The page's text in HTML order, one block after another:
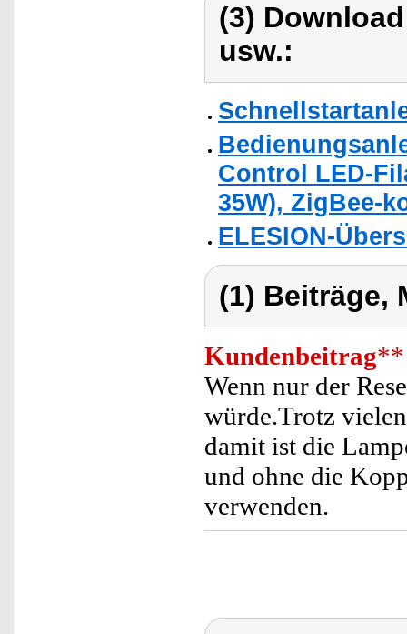
(3)
usw.:
Control LED-
35W), ZigBee-
ELESION-
(1) Beiträge,
Kundenbeitrag**
Wenn nur der
würde.Trotz
damit ist die
und ohne die
verwenden.